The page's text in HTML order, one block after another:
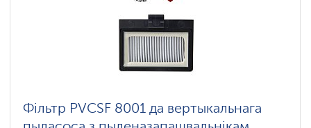
Фільтр PVCSF 8001 да вертыкальнага